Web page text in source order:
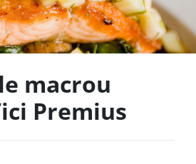
macrou
Premius